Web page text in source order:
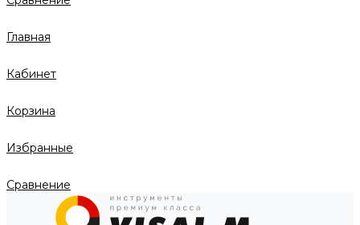
Главная
Кабинет
Корзина
Избранные
Сравнение